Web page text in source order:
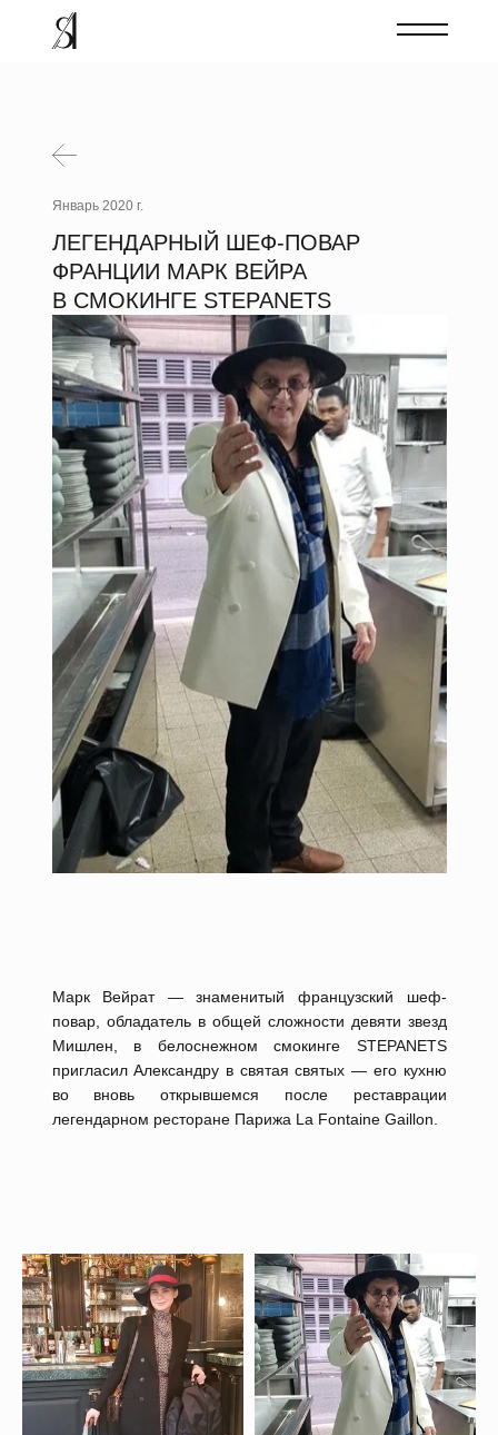
Январь 2020 г.
ЛЕГЕНДАРНЫЙ ШЕФ-ПОВАР
ФРАНЦИИ МАРК ВЕЙРА
В СМОКИНГЕ STEPANETS
Марк Вейрат — знаменитый французский шеф-
повар, обладатель в общей сложности девяти звезд
Мишлен, в белоснежном смокинге STEPANETS
пригласил Александру в святая святых — его кухню
во вновь открывшемся после реставрации
легендарном ресторане Парижа La Fontaine Gaillon.